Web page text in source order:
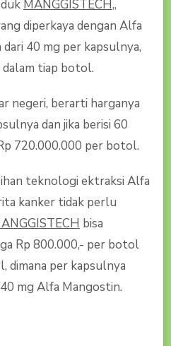
MANGGISTECH,,
diperkaya dengan Alfa
40 mg per kapsulnya,
tiap botol.
negeri, berarti harganya
dan jika berisi 60
720.000.000 per botol.
teknologi ektraksi Alfa
kanker tidak perlu
bisa
Rp 800.000,- per botol
dimana per kapsulnya
mg Alfa Mangostin.